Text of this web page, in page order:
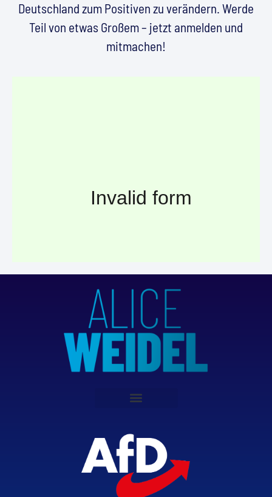
Deutschland zum Positiven zu verändern. Werde
Teil von etwas Großem – jetzt anmelden und
mitmachen!